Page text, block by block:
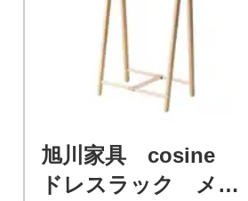
旭川家具 cosine
ドレスラック メー